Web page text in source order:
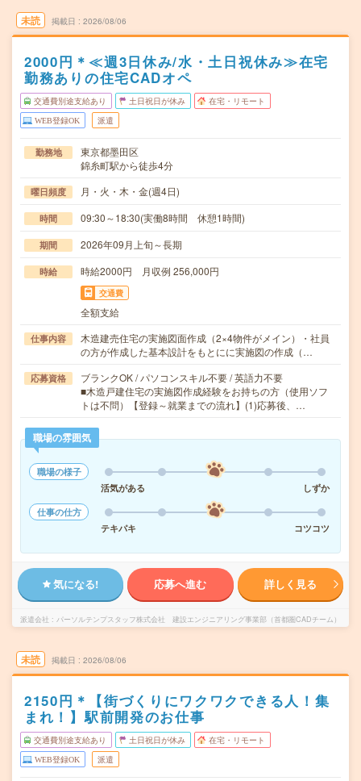
未読 掲載日 2026/08/06
2000円＊≪週3日休み/水・土日祝休み≫在宅
勤務ありの住宅CADオペ
交通費別途支給あり 土日祝日が休み 在宅・リモート
WEB登録OK 派遣
勤務地
東京都墨田区
錦糸町駅から徒歩4分
曜日頻度 月・火・木・金(週4日)
時間 09:30～18:30(実働8時間 休憩1時間)
期間 2026年09月上旬～長期
時給 時給2000円 月収例 256,000円
交通費
全額支給
仕事内容
木造建売住宅の実施図面作成（2×4物件がメイン）・社員
の方が作成した基本設計をもとにに実施図の作成（…
応募資格
ブランクOK / パソコンスキル不要 / 英語力不要
■木造戸建住宅の実施図作成経験をお持ちの方（使用ソフ
トは不問）【登録～就業までの流れ】(1)応募後、…
職場の雰囲気
職場の様子
活気がある
しずか
仕事の仕方
テキパキ
コツコツ
気になる! 応募へ進む 詳しく見る
派遣会社 パーソルテンプスタッフ株式会社 建設エンジニアリング事業部（首都圏CADチーム）
未読 掲載日 2026/08/06
2150円＊【街づくりにワクワクできる人！集
まれ！】駅前開発のお仕事
交通費別途支給あり 土日祝日が休み 在宅・リモート
WEB登録OK 派遣